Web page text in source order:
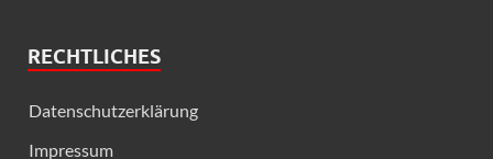
RECHTLICHES
Datenschutzerklärung
Impressum